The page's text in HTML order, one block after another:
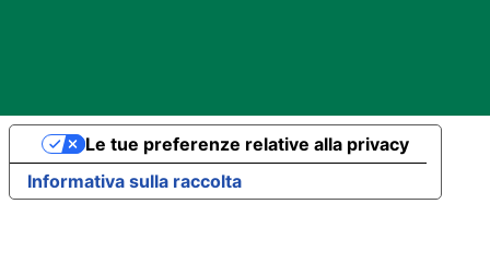
Informativa sulla raccolta
Le tue preferenze relative alla privacy